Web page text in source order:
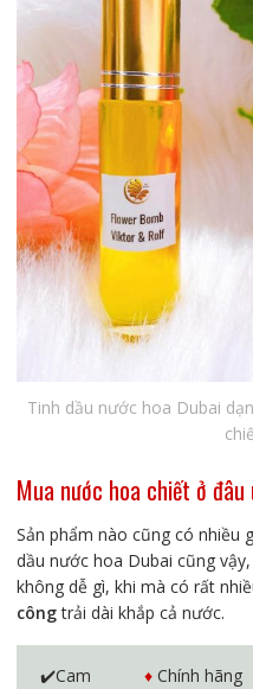
Tinh dầu nước hoa Dubai
Mua nước hoa chiết ở
Sản phẩm nào cũng có nhiều
dầu nước hoa Dubai cũng
không dễ gì, khi mà có rất
côngtrải dài khắp cả nước.
✔️Cam
♦️ Chính hãng